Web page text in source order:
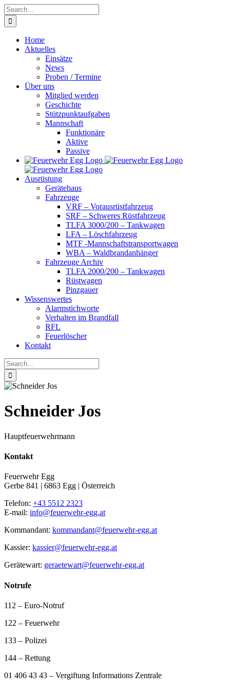
Skip
to
content
Search
for:
Home
Aktuelles
Einsätze
News
Proben / Termine
Über uns
Mitglied werden
Geschichte
Stützpunktaufgaben
Mannschaft
Funktionäre
Aktive
Passive
Ausrüstung
Gerätehaus
Fahrzeuge
VRF – Vorausrüstfahrzeug
SRF – Schweres Rüstfahrzeug
TLFA 3000/200 – Tankwagen
LFA – Löschfahrzeug
MTF -Mannschaftstransportwagen
WBA – Waldbrandanhänger
Fahrzeuge Archiv
TLFA 2000/200 – Tankwagen
Rüstwagen
Pinzgauer
Wissenswertes
Alarmstichworte
Verhalten im Brandfall
RFL
Feuerlöscher
Kontakt
Search
for:
Schneider Jos
Hauptfeuerwehrmann
Kontakt
Feuerwehr Egg
Gerbe 841 | 6863 Egg | Österreich
Telefon: +43 5512 2323
E-mail: info@feuerwehr-egg.at
Kommandant: kommandant@feuerwehr-egg.at
Kassier: kassier@feuerwehr-egg.at
Gerätewart: geraetewart@feuerwehr-egg.at
Notrufe
112 – Euro-Notruf
122 – Feuerwehr
133 – Polizei
144 – Rettung
01 406 43 43 – Vergiftung Informations Zentrale